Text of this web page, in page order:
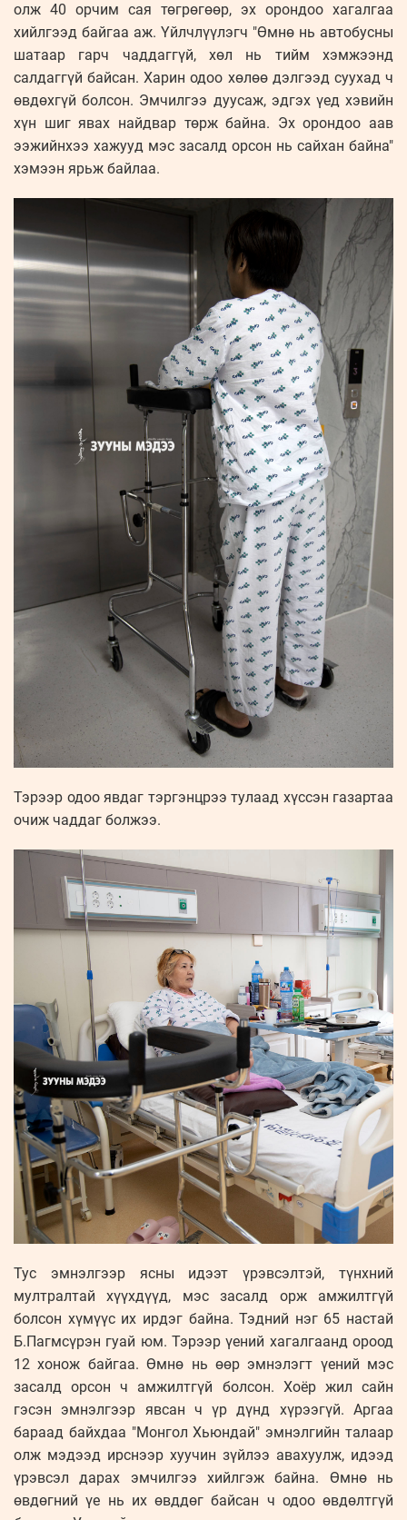
олж 40 орчим сая төгрөгөөр, эх орондоо хагалгаа
хийлгээд байгаа аж. Үйлчлүүлэгч "Өмнө нь автобусны
шатаар гарч чаддаггүй, хөл нь тийм хэмжээнд
салдаггүй байсан. Харин одоо хөлөө дэлгээд суухад ч
өвдөхгүй болсон. Эмчилгээ дуусаж, эдгэх үед хэвийн
хүн шиг явах найдвар төрж байна. Эх орондоо аав
ээжийнхээ хажууд мэс засалд орсон нь сайхан байна"
хэмээн ярьж байлаа.
Тэрээр одоо явдаг тэргэнцрээ тулаад хүссэн газартаа
очиж чаддаг болжээ.
Тус эмнэлгээр ясны идээт үрэвсэлтэй, түнхний
мултралтай хүүхдүүд, мэс засалд орж амжилтгүй
болсон хүмүүс их ирдэг байна. Тэдний нэг 65 настай
Б.Пагмсүрэн гуай юм. Тэрээр үений хагалгаанд ороод
12 хонож байгаа. Өмнө нь өөр эмнэлэгт үений мэс
засалд орсон ч амжилтгүй болсон. Хоёр жил сайн
гэсэн эмнэлгээр явсан ч үр дүнд хүрээгүй. Аргаа
бараад байхдаа "Монгол Хьюндай" эмнэлгийн талаар
олж мэдээд ирснээр хуучин зүйлээ авахуулж, идээд
үрэвсэл дарах эмчилгээ хийлгэж байна. Өмнө нь
өвдөгний үе нь их өвддөг байсан ч одоо өвдөлтгүй